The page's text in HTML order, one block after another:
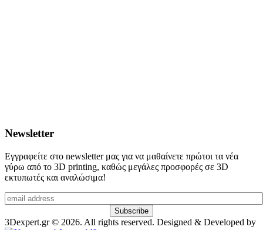
Newsletter
Εγγραφείτε στο newsletter μας για να μαθαίνετε πρώτοι τα νέα
γύρω από το 3D printing, καθώς μεγάλες προσφορές σε 3D
εκτυπωτές και αναλώσιμα!
3Dexpert.gr © 2026. All rights reserved. Designed & Developed by